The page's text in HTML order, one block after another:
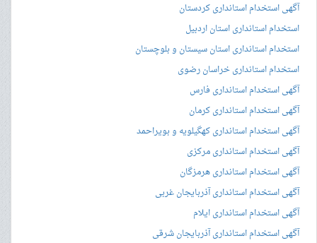
آگهی استخدام استانداری کردستان
استخدام استانداری استان اردبیل
استخدام استانداری استان سیستان و بلوچستان
استخدام استانداری خراسان رضوی
آگهی استخدام استانداری فارس
آگهی استخدام استانداری کرمان
آگهی استخدام استانداری کهگیلویه و بویراحمد
آگهی استخدام استانداری مرکزی
آگهی استخدام استانداری هرمزگان
آگهی استخدام استانداری آذربایجان غربی
آگهی استخدام استانداری ایلام
آگهی استخدام استانداری آذربایجان شرقی